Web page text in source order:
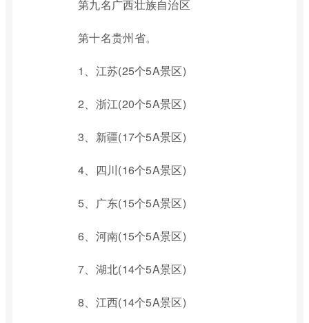
第九名广西壮族自治区
第十名贵州省。
1、江苏(25个5A景区)
2、浙江(20个5A景区)
3、新疆(17个5A景区)
4、四川(16个5A景区)
5、广东(15个5A景区)
6、河南(15个5A景区)
7、湖北(14个5A景区)
8、江西(14个5A景区)